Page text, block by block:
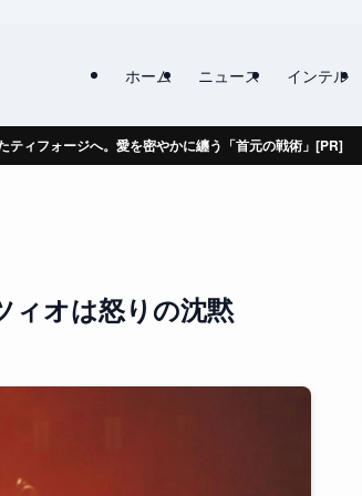
ホーム ニュース インテル
ティフォージへ。愛を密やかに纏う「首元の戦術」[PR]
オは怒りの沈黙